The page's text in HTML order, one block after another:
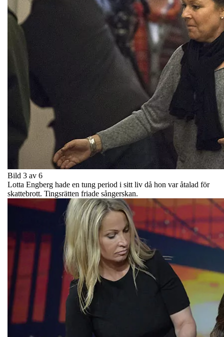
Bild 3 av 6
Lotta Engberg hade en tung period i sitt liv då hon var åtalad för
skattebrott. Tingsrätten friade sångerskan.